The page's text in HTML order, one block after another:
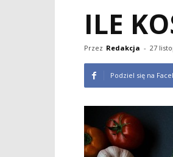
ILE
Przez Redakcja - 27
Podziel się na